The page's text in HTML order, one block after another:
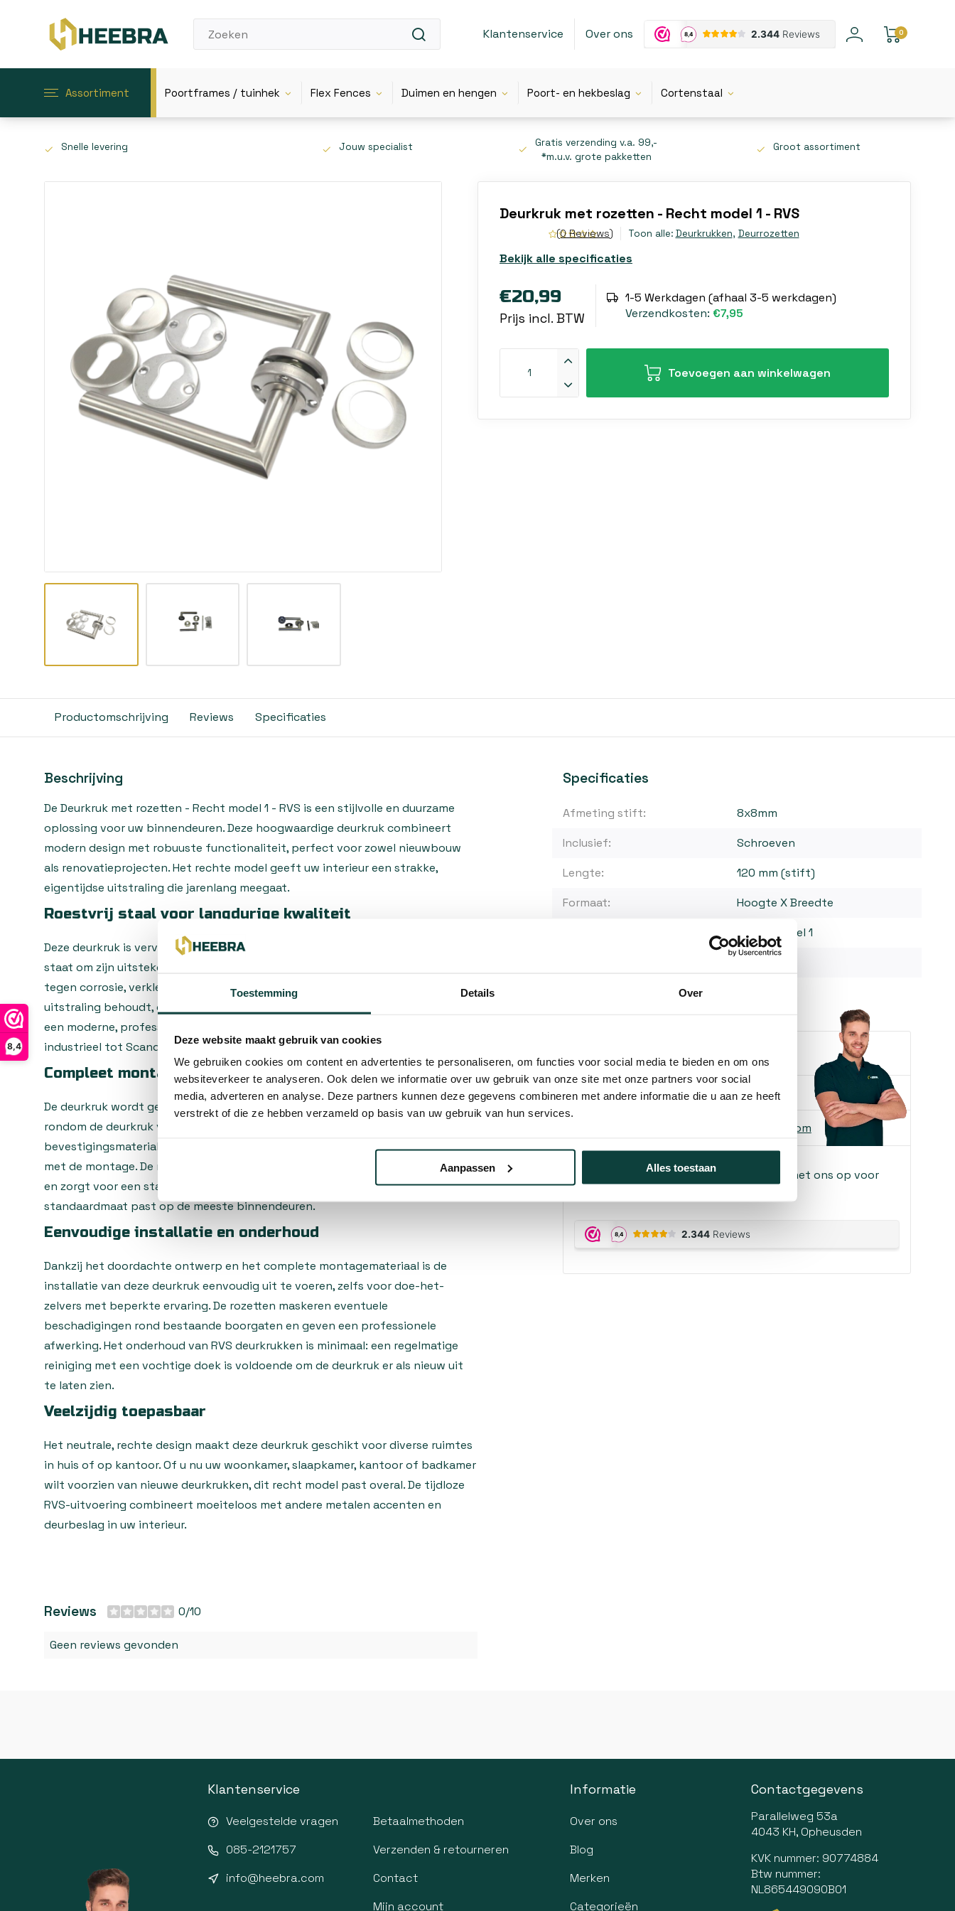
Toestemming Details Over
Deze website maakt gebruik van cookies
We gebruiken cookies om content en advertenties te personaliseren, om functies voor social media te bieden en om ons
websiteverkeer te analyseren. Ook delen we informatie over uw gebruik van onze site met onze partners voor social
media, adverteren en analyse. Deze partners kunnen deze gegevens combineren met andere informatie die u aan ze heeft
verstrekt of die ze hebben verzameld op basis van uw gebruik van hun services.
Aanpassen Alles toestaan
8,4
Klantenservice Over ons 0
Assortiment Poortframes / tuinhek Flex Fences Duimen en hengen Poort- en hekbeslag Cortenstaal
Snelle levering Jouw specialist
Gratis verzending v.a. 99,-
*m.u.v. grote pakketten
Groot assortiment
Deurkruk met rozetten - Recht model 1 - RVS
(0 Reviews) Toon alle: Deurkrukken, Deurrozetten
Bekijk alle specificaties
€20,99
Prijs incl. BTW
1-5 Werkdagen (afhaal 3-5 werkdagen)
Verzendkosten: €7,95
Toevoegen aan winkelwagen
Productomschrijving Reviews Specificaties
Beschrijving
De Deurkruk met rozetten - Recht model 1 - RVS is een stijlvolle en duurzame
oplossing voor uw binnendeuren. Deze hoogwaardige deurkruk combineert
modern design met robuuste functionaliteit, perfect voor zowel nieuwbouw
als renovatieprojecten. Het rechte model geeft uw interieur een strakke,
eigentijdse uitstraling die jarenlang meegaat.
Roestvrij staal voor langdurige kwaliteit
Deze deurkruk is vervaardigd uit RVS (roestvrij staal), een materiaal dat bekend
staat om zijn uitstekende duurzaamheid en onderhoudsgemak. RVS is bestand
tegen corrosie, verkleuring en slijtage, waardoor de deurkruk zijn mooie
uitstraling behoudt, ook na jaren intensief gebruik. De matte afwerking geeft
een moderne, professionele look die past in diverse interieurstijlen, van
industrieel tot Scandinavisch minimalistisch.
Compleet montagepakket inbegrepen
De deurkruk wordt geleverd met ronde rozetten die een nette afwerking
rondom de deurkruk vormen. Het complete pakket bevat alle benodigde
bevestigingsmaterialen, waaronder schroeven, zodat u direct aan de slag kunt
met de montage. De meegeleverde vierkante stift heeft een lengte van 120 mm
en zorgt voor een stabiele verbinding tussen beide deurkrukken. Deze
standaardmaat past op de meeste binnendeuren.
Eenvoudige installatie en onderhoud
Dankzij het doordachte ontwerp en het complete montagemateriaal is de
installatie van deze deurkruk eenvoudig uit te voeren, zelfs voor doe-het-
zelvers met beperkte ervaring. De rozetten maskeren eventuele
beschadigingen rond bestaande boorgaten en geven een professionele
afwerking. Het onderhoud van RVS deurkrukken is minimaal: een regelmatige
reiniging met een vochtige doek is voldoende om de deurkruk er als nieuw uit
te laten zien.
Veelzijdig toepasbaar
Het neutrale, rechte design maakt deze deurkruk geschikt voor diverse ruimtes
in huis of op kantoor. Of u nu uw woonkamer, slaapkamer, kantoor of badkamer
wilt voorzien van nieuwe deurkrukken, dit recht model past overal. De tijdloze
RVS-uitvoering combineert moeiteloos met andere metalen accenten en
deurbeslag in uw interieur.
Reviews 0/10
Geen reviews gevonden
Specificaties
Afmeting stift:
8x8mm
Inclusief:
Schroeven
Lengte:
120 mm (stift)
Formaat:
Hoogte X Breedte
Recht model 1
Bel ons 085-2121757
info@heebra.com
Hovenier of klusbedrijf? Neem contact met ons op voor
Klantenservice
Veelgestelde vragen
085-2121757
info@heebra.com
Betaalmethoden
Verzenden & retourneren
Contact
Mijn account
Informatie
Over ons
Blog
Merken
Categorieën
Contactgegevens
Parallelweg 53a
4043 KH, Opheusden
KVK nummer: 90774884
Btw nummer:
NL865449090B01